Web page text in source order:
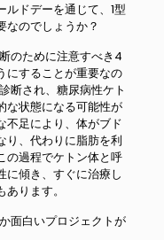
ドデーを通じて、1型
なのでしょうか？
のために注意すべき4
にすることが重要なの
断され、糖尿病性ケト
な状態になる可能性が
不足により、体がブド
り、代わりに脂肪を利
の過程でケトン体と呼
に傾き、すぐに治療し
ります。
面白いプロジェクトが